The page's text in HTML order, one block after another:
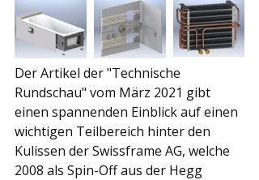
Der Artikel der "Technische
Rundschau" vom März 2021 gibt
einen spannenden Einblick auf einen
wichtigen Teilbereich hinter den
Kulissen der Swissframe AG, welche
2008 als Spin-Off aus der Hegg